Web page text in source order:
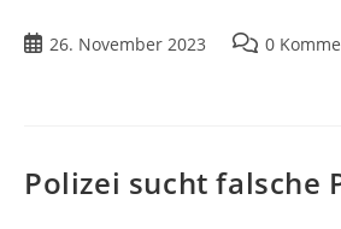
26. November 2023 0
Polizei sucht falsche